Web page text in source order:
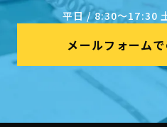
平日 / 8:30～17:30
メールフォーム